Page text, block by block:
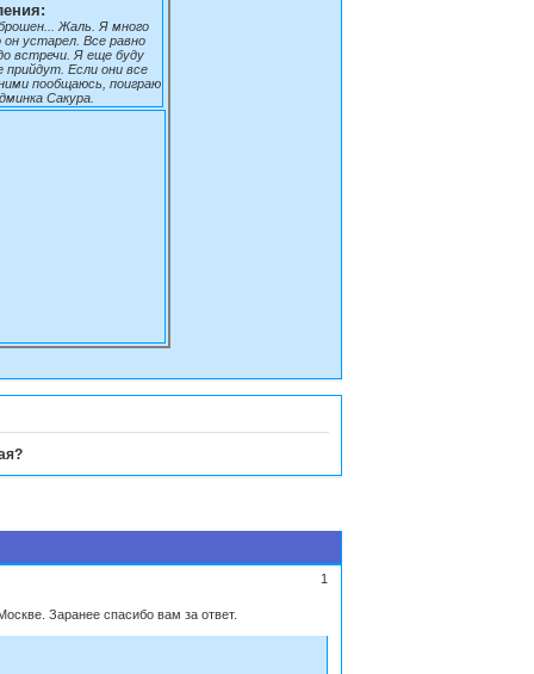
Жаль. Я много
он устарел. Все равно
встречи. Я еще буду
прийдут. Если они все
пообщаюсь, поиграю
Сакура.
1
Заранее спасибо вам за ответ.